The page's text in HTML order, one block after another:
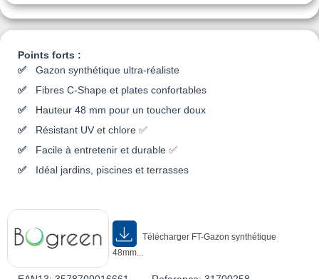
Points forts :
Gazon synthétique ultra-réaliste
Fibres C-Shape et plates confortables
Hauteur 48 mm pour un toucher doux
Résistant UV et chlore ✅
Facile à entretenir et durable ✅
Idéal jardins, piscines et terrasses
Télécharger FT-Gazon synthétique
48mm...